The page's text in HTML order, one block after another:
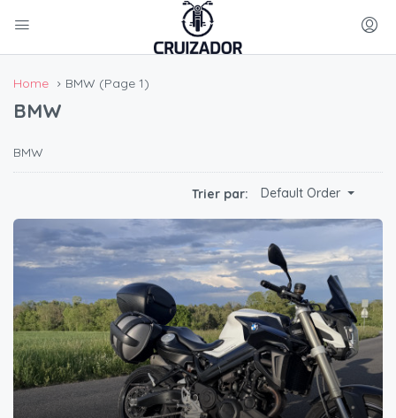
Home BMW (Page 1)
BMW
BMW
Trier par: Default Order